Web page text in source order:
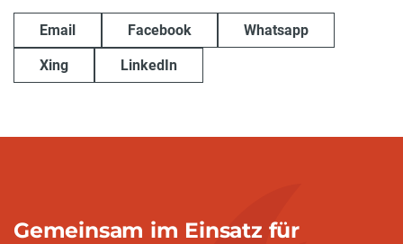
Email Facebook Whatsapp
Xing LinkedIn
Gemeinsam im Einsatz für